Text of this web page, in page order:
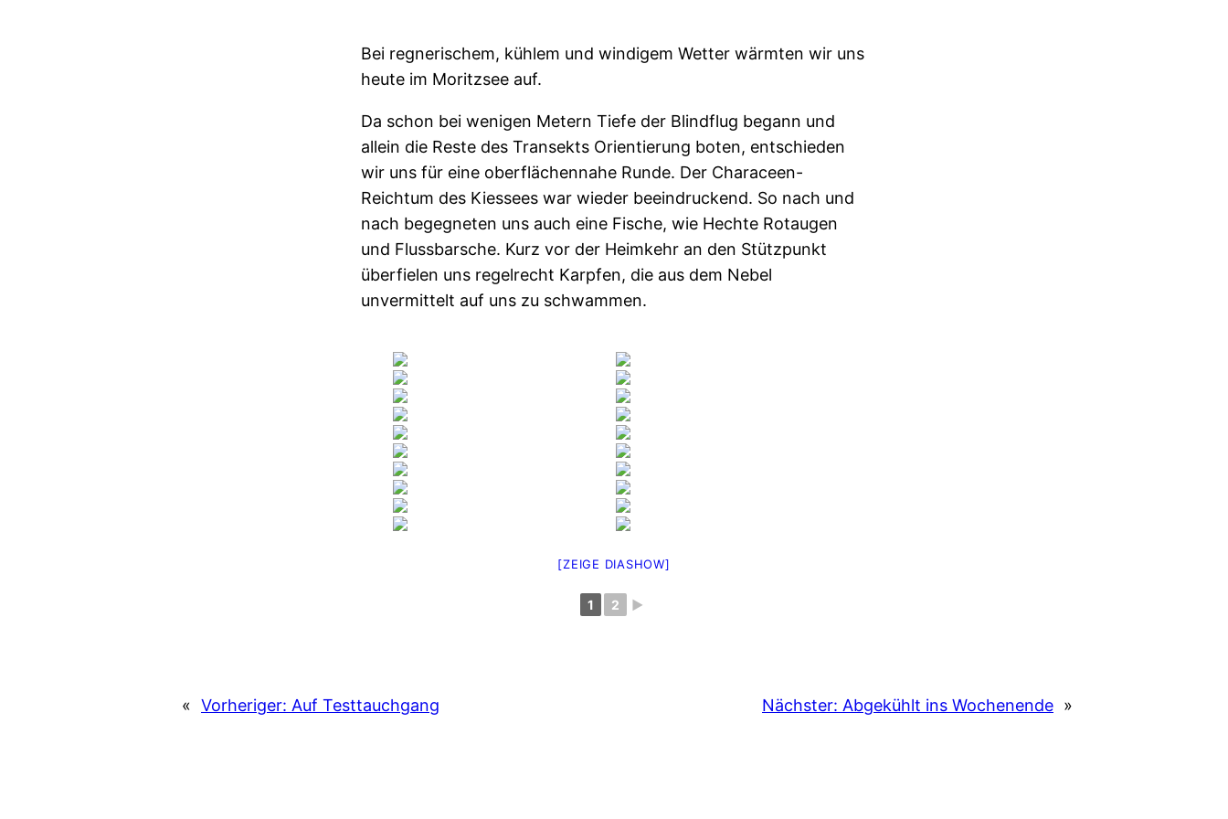
Bei regnerischem, kühlem und windigem Wetter wärmten wir uns
heute im Moritzsee auf.
Da schon bei wenigen Metern Tiefe der Blindflug begann und
allein die Reste des Transekts Orientierung boten, entschieden
wir uns für eine oberflächennahe Runde. Der Characeen-
Reichtum des Kiessees war wieder beeindruckend. So nach und
nach begegneten uns auch eine Fische, wie Hechte Rotaugen
und Flussbarsche. Kurz vor der Heimkehr an den Stützpunkt
überfielen uns regelrecht Karpfen, die aus dem Nebel
unvermittelt auf uns zu schwammen.
[ZEIGE DIASHOW]
1 2 ►
« Vorheriger: Auf Testtauchgang Nächster: Abgekühlt ins Wochenende »